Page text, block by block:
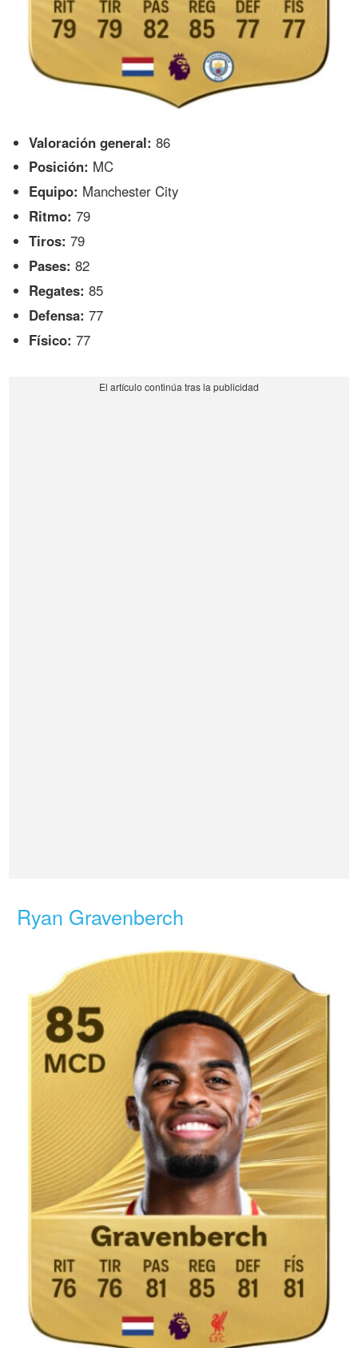
Valoración general: 86
Posición: MC
Equipo: Manchester City
Ritmo: 79
Tiros: 79
Pases: 82
Regates: 85
Defensa: 77
Físico: 77
Ryan Gravenberch